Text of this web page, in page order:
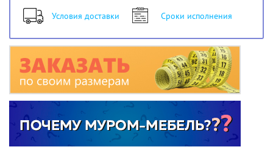
Условия доставки Сроки исполнения